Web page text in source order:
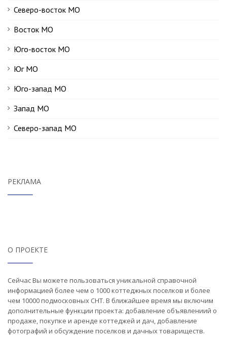
Северо-восток МО
Восток МО
Юго-восток МО
Юг МО
Юго-запад МО
Запад МО
Северо-запад МО
РЕКЛАМА
О ПРОЕКТЕ
Сейчас Вы можете пользоваться уникальной справочной
информацией более чем о 1000 коттеджных поселков и более
чем 10000 подмосковных СНТ. В ближайшее время мы включим
дополнительные функции проекта: добавление объявлениий о
продаже, покупке и аренде коттеджей и дач, добавление
фотографий и обсуждение поселков и дачных товариществ.